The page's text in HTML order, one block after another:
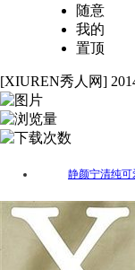
随意
我的
置顶
[XIUREN秀人网]
静颜宁清纯可